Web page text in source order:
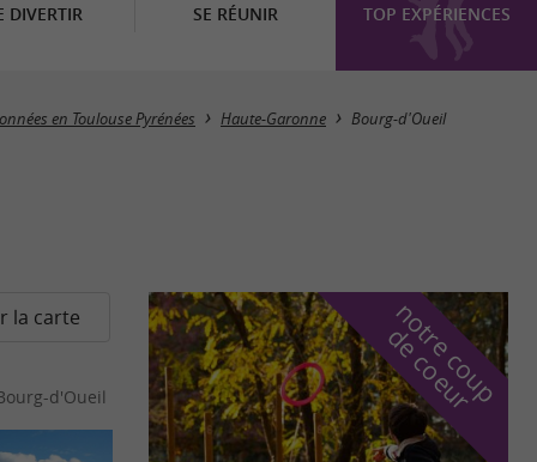
DIVERTIR SE RÉUNIR TOP EXPÉRIENCES
Masquer la carte
en Toulouse Pyrénées Haute-Garonne Bourg-d'Oueil
la carte
d'Oueil n
o
t
r
e
c
o
u
p
d
e
c
o
e
u
r